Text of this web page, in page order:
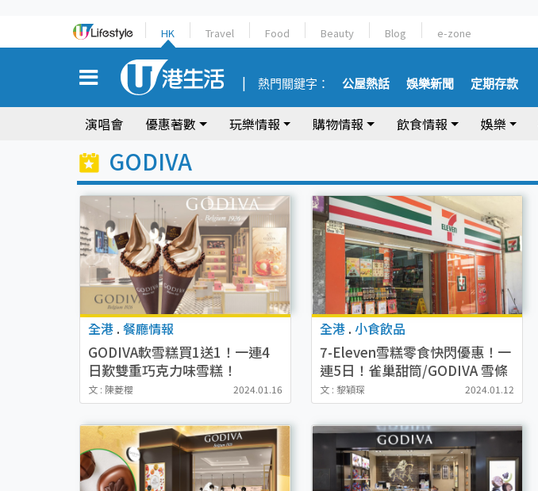
HK Travel Food Beauty Blog e-zone
熱門關鍵字： 公屋熱話 娛樂新聞 定期存款
演唱會 優惠著數 玩樂情報 購物情報 飲食情報 娛樂
GODIVA
全港 . 餐廳情報
GODIVA軟雪糕買1送1！一連4
日歎雙重巧克力味雪糕！
文 : 陳菱櫻 2024.01.16
全港 .小食飲品
7-Eleven雪糕零食快閃優惠！一
連5日！雀巢甜筒/GODIVA 雪條
$7.5/支起
文 : 黎穎琛 2024.01.12